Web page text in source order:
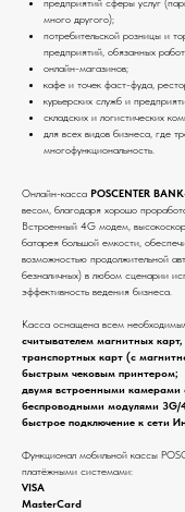
много другого);
потребительской розницы и
предприятий, обязанных
онлайн-магазинов;
кафе и точек фаст-фуда,
курьерских служб и
складских и логистических
для всех видов бизнеса, где
многофункциональность.
Онлайн-касса POSCENTER
весом, благодаря хорошо
Встроенный 4G модем,
батарея большой емкости,
возможностью продолжительной
безналичных) в любом сценарии
эффективность ведения бизнеса.
Касса оснащена всем
считывателем магнитных
транспортных карт (с
быстрым чековым принтером;
двумя встроенными камерами
беспроводными модулями 3G/
быстрое подключение к сети
Функционал мобильной кассы
платёжными системами:
VISA
MasterCard